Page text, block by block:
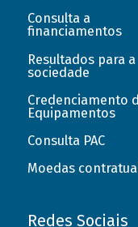
Consulta a
financiamentos
Resultados para a
sociedade
Credenciamento
Equipamentos
Consulta PAC
Moedas
Redes Sociais